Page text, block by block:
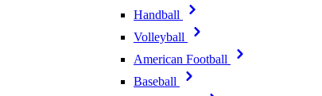
Handball
Volleyball
American Football
Baseball